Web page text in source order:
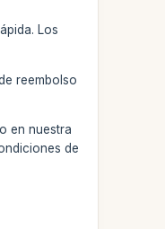
Los
reembolso
en nuestra
de